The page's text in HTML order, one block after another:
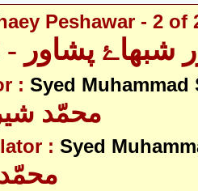
Peshawar - 2 of
پشاور - 2 / 2
: Syed Muhammad
محمّد
: Syed
محمّد